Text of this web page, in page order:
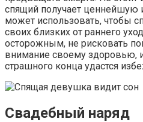
спящий получает
может использовать, чтобы
своих близких от раннего
осторожным, не рисковать
внимание своему здоровью,
страшного конца удастся
Свадебный наряд